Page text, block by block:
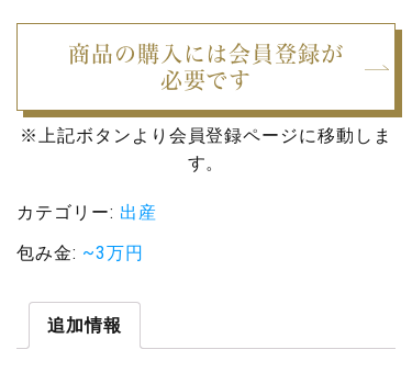
商品の購入には会員登録が
必要です
※上記ボタンより会員登録ページに移動しま
す。
カテゴリー: 出産
包み金: ~3万円
追加情報